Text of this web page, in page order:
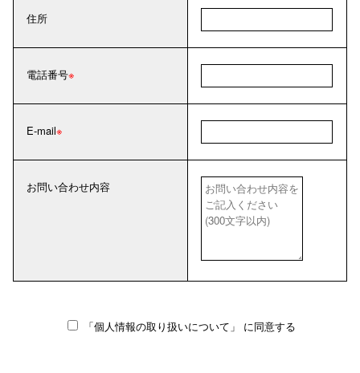
住所
電話番号
E-mail
お問い合わせ内容
「個人情報の取り扱いについて」 に同意する